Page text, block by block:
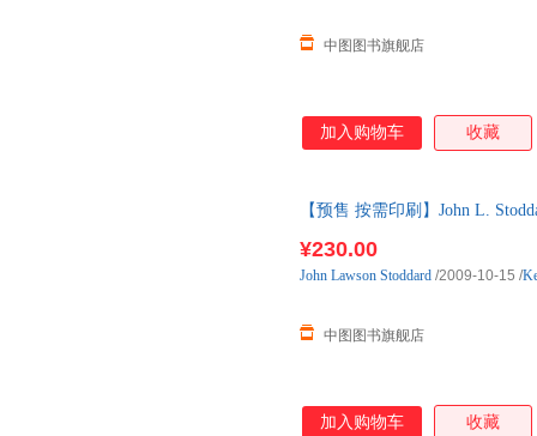
中图图书旗舰店
加入购物车 收藏
【预售 按需印刷】John L.
¥230.00
中图图书旗舰店
John Lawson Stoddard /2009-10-15 /
加入购物车 收藏